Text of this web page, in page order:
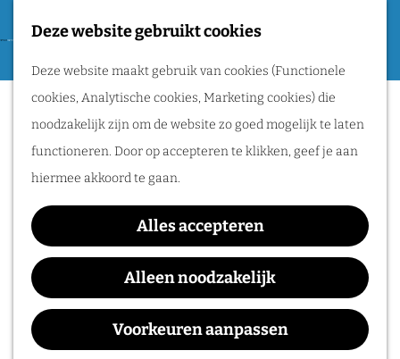
Deze website gebruikt cookies
Deze website maakt gebruik van cookies (Functionele
cookies, Analytische cookies, Marketing cookies) die
noodzakelijk zijn om de website zo goed mogelijk te laten
functioneren. Door op accepteren te klikken, geef je aan
hiermee akkoord te gaan.
Alles accepteren
Alleen noodzakelijk
Voorkeuren aanpassen
a
F
a
v
o
r
i
e
e
M
e
n
u
Routes
Wandelen
Fietsen
Routeplanner
Natuurgebieden
in het Rijk van
natuur in het Rijk
van Nijmegen is
Sorry, deze activiteit is niet meer
beschikbaar. Bekijk hetactuele aanbodvoor
de beschikbare opties.
Finale De Roos van
Nijmegen